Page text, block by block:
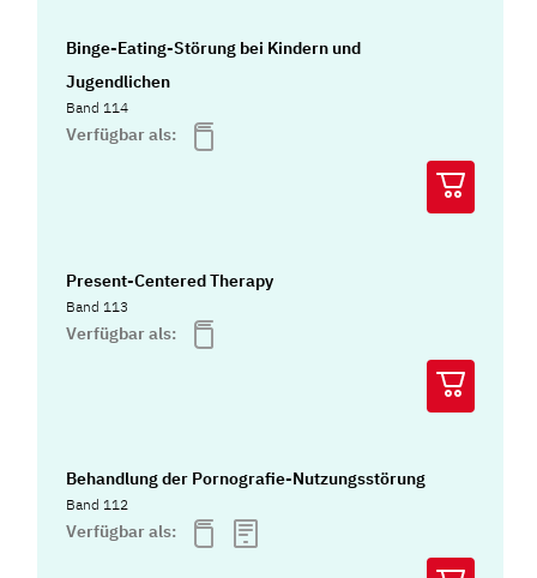
Binge-Eating-Störung bei Kindern und
Jugendlichen
Band 114
Verfügbar als:
Present-Centered Therapy
Band 113
Verfügbar als:
Behandlung der Pornografie-Nutzungsstörung
Band 112
Verfügbar als: